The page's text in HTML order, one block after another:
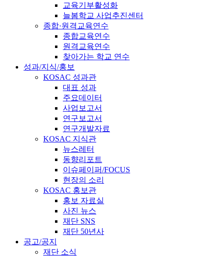
교육기부활성화
늘봄학교 사업추진센터
종합·원격교육연수
종합교육연수
원격교육연수
찾아가는 학교 연수
성과/지식/홍보
KOSAC 성과관
대표 성과
주요데이터
사업보고서
연구보고서
연구개발자료
KOSAC 지식관
뉴스레터
동향리포트
이슈페이퍼/FOCUS
현장의 소리
KOSAC 홍보관
홍보 자료실
사진 뉴스
재단 SNS
재단 50년사
공고/공지
재단 소식